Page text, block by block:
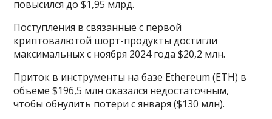
повысился до $1,95 млрд.
Поступления в связанные с первой
криптовалютой шорт-продукты достигли
максимальных с ноября 2024 года $20,2 млн.
Приток в инструменты на базе Ethereum (ETH) в
объеме $196,5 млн оказался недостаточным,
чтобы обнулить потери с января ($130 млн).